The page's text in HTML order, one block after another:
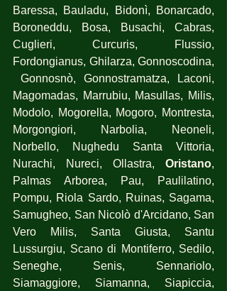
Baressa, Bauladu, Bidonì, Bonarcado,
Boroneddu, Bosa, Busachi, Cabras,
Cuglieri, Curcuris, Flussio,
Fordongianus, Ghilarza, Gonnoscodina,
Gonnosnò, Gonnostramatza, Laconi,
Magomadas, Marrubiu, Masullas, Milis,
Modolo, Mogorella, Mogoro, Montresta,
Morgongiori, Narbolia, Neoneli,
Norbello, Nughedu Santa Vittoria,
Nurachi, Nureci, Ollastra, Oristano,
Palmas Arborea, Pau, Paulilatino,
Pompu, Riola Sardo, Ruinas, Sagama,
Samugheo, San Nicolò d'Arcidano, San
Vero Milis, Santa Giusta, Santu
Lussurgiu, Scano di Montiferro, Sedilo,
Seneghe, Senis, Sennariolo,
Siamaggiore, Siamanna, Siapiccia,